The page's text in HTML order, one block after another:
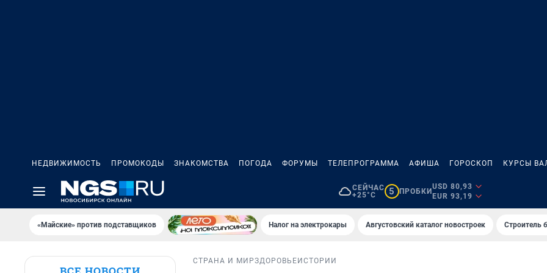
НЕДВИЖИМОСТЬ ПРОМОКОДЫ ЗНАКОМСТВА ПОГОДА ФОРУМЫ ТЕЛЕПРОГРАММА АФИША ГОРОСКОП КУРСЫ
СЕЙЧАС
+25°C
5 ПРОБКИ
USD 80,93
EUR 93,19
«Майские» против подставщиков Налог на электрокары Августовский каталог новостроек Строитель
СТРАНА И МИРЗДОРОВЬЕ ИСТОРИИ